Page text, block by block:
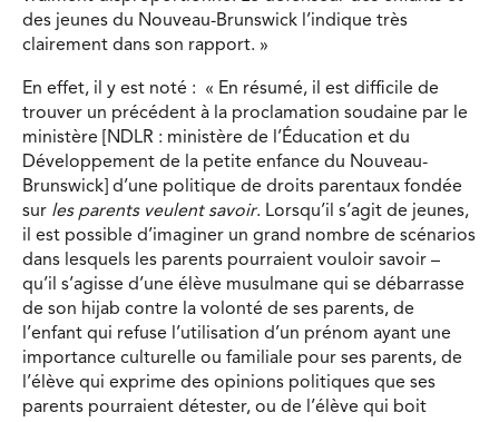
des jeunes du Nouveau-Brunswick l’indique très
clairement dans son rapport. »
En effet, il y est noté : « En résumé, il est difficile de
trouver un précédent à la proclamation soudaine par le
ministère [NDLR : ministère de l’Éducation et du
Développement de la petite enfance du Nouveau-
Brunswick] d’une politique de droits parentaux fondée
sur les parents veulent savoir. Lorsqu’il s’agit de jeunes,
il est possible d’imaginer un grand nombre de scénarios
dans lesquels les parents pourraient vouloir savoir –
qu’il s’agisse d’une élève musulmane qui se débarrasse
de son hijab contre la volonté de ses parents, de
l’enfant qui refuse l’utilisation d’un prénom ayant une
importance culturelle ou familiale pour ses parents, de
l’élève qui exprime des opinions politiques que ses
parents pourraient détester, ou de l’élève qui boit